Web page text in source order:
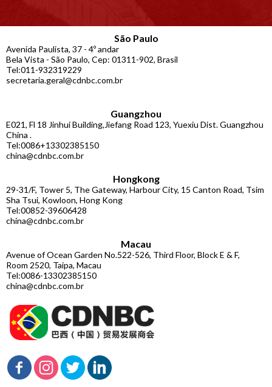
São Paulo
Avenida Paulista, 37 - 4º andar
Bela Vista - São Paulo, Cep: 01311-902, Brasil
Tel:011-932319229
secretaria.geral@cdnbc.com.br
Guangzhou
E021, Fl 18 Jinhui Building,Jiefang Road 123, Yuexiu Dist. Guangzhou
China .
Tel:0086+13302385150
china@cdnbc.com.br
Hongkong
29-31/F, Tower 5, The Gateway, Harbour City, 15 Canton Road, Tsim
Sha Tsui, Kowloon, Hong Kong
Tel:00852-39606428
china@cdnbc.com.br
Macau
Avenue of Ocean Garden No.522-526, Third Floor, Block E & F,
Room 2520, Taipa, Macau
Tel:0086-13302385150
china@cdnbc.com.br